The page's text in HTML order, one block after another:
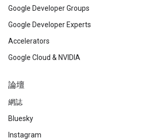
Google Developer Groups
Google Developer Experts
Accelerators
Google Cloud & NVIDIA
論壇
網誌
Bluesky
Instagram